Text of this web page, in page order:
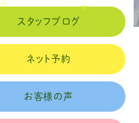
スタッフブログ
ネット予約
お客様の声